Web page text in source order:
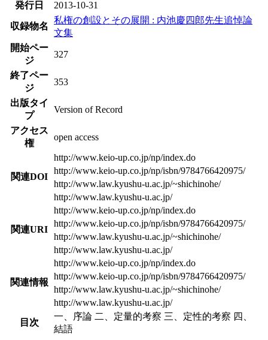
発行日
2013-10-31
収録物名
私権の創設とその展開 : 内池慶四郎先生追悼論
文集
開始ペー
ジ
327
終了ペー
ジ
353
出版タイ
プ
Version of Record
アクセス
権
open access
関連DOI
http://www.keio-up.co.jp/np/index.do
http://www.keio-up.co.jp/np/isbn/9784766420975/
http://www.law.kyushu-u.ac.jp/~shichinohe/
http://www.law.kyushu-u.ac.jp/
関連URI
http://www.keio-up.co.jp/np/index.do
http://www.keio-up.co.jp/np/isbn/9784766420975/
http://www.law.kyushu-u.ac.jp/~shichinohe/
http://www.law.kyushu-u.ac.jp/
関連情報
http://www.keio-up.co.jp/np/index.do
http://www.keio-up.co.jp/np/isbn/9784766420975/
http://www.law.kyushu-u.ac.jp/~shichinohe/
http://www.law.kyushu-u.ac.jp/
目次
一、序論 二、定量的考察 三、定性的考察 四、
結語